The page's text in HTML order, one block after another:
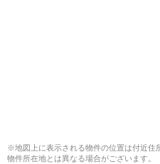
※地図上に表示される物件の位置は付近住
物件所在地とは異なる場合がございます。